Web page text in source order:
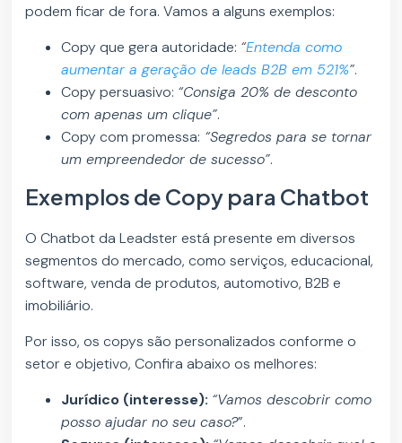
podem ficar de fora. Vamos a alguns exemplos:
Copy que gera autoridade: “Entenda como
aumentar a geração de leads B2B em 521%”.
Copy persuasivo: “Consiga 20% de desconto
com apenas um clique”.
Copy com promessa: “Segredos para se tornar
um empreendedor de sucesso”.
Exemplos de Copy para Chatbot
O Chatbot da Leadster está presente em diversos
segmentos do mercado, como serviços, educacional,
software, venda de produtos, automotivo, B2B e
imobiliário.
Por isso, os copys são personalizados conforme o
setor e objetivo, Confira abaixo os melhores:
Jurídico (interesse): “Vamos descobrir como
posso ajudar no seu caso?”.